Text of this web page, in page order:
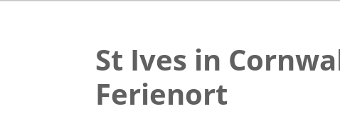
St Ives in
Ferienort